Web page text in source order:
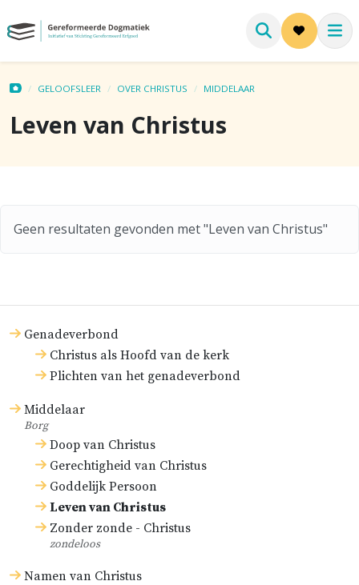
GELOOFSLEER OVER CHRISTUS MIDDELAAR
Leven van Christus
Genadeverbond
Christus als Hoofd van de kerk
Plichten van het genadeverbond
Middelaar
Borg
Doop van Christus
Gerechtigheid van Christus
Goddelijk Persoon
Leven van Christus
Zonder zonde - Christus
zondeloos
Namen van Christus
Geen resultaten gevonden met "Leven van Christus"